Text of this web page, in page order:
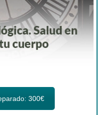
300€